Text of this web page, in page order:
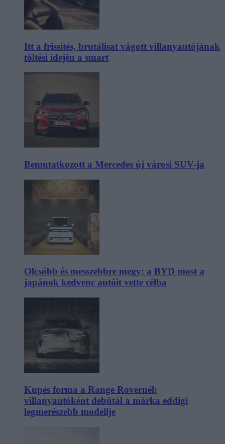
Itt a frissítés, brutálisat vágott villanyautójának
töltési idején a smart
Bemutatkozott a Mercedes új városi SUV-ja
Olcsóbb és messzebbre megy: a BYD most a
japánok kedvenc autóit vette célba
Kupés forma a Range Rovernél:
villanyautóként debütál a márka eddigi
legmerészebb modellje